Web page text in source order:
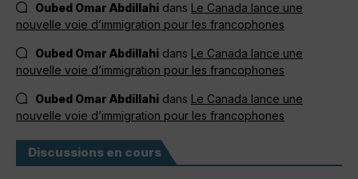
Oubed Omar Abdillahi dans Le Canada lance une
nouvelle voie d’immigration pour les francophones
Oubed Omar Abdillahi dans Le Canada lance une
nouvelle voie d’immigration pour les francophones
Oubed Omar Abdillahi dans Le Canada lance une
nouvelle voie d’immigration pour les francophones
Discussions en cours